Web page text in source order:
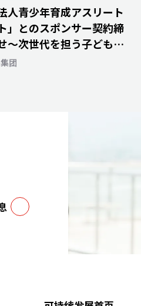
人青少年育成アスリート
」とのスポンサー契約締
～次世代を担う子どもた
を通じて輝ける未来へ～
团